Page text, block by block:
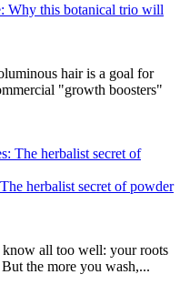
Why this botanical trio will
hair is a goal for
"growth boosters"
herbalist secret of powder
know all too well: your roots
the more you wash,...